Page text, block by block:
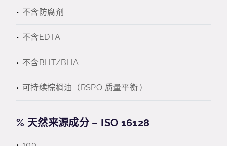
不含防腐剂
不含EDTA
不含BHT/BHA
可持续棕榈油（RSPO 质量平衡 )
% 天然来源成分 – ISO 16128